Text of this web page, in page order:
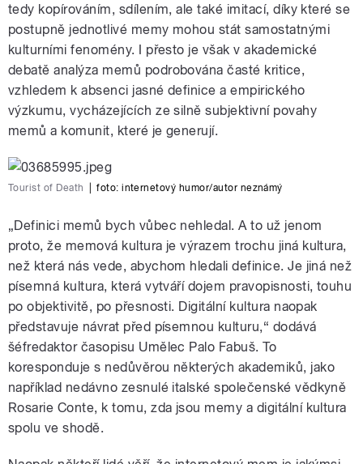
tedy kopírováním, sdílením, ale také imitací, díky které se
postupně jednotlivé memy mohou stát samostatnými
kulturními fenomény. I přesto je však v akademické
debatě analýza memů podrobována časté kritice,
vzhledem k absenci jasné definice a empirického
výzkumu, vycházejících ze silně subjektivní povahy
memů a komunit, které je generují.
Tourist of Death foto: internetový humor/autor neznámý
„Definici memů bych vůbec nehledal. A to už jenom
proto, že memová kultura je výrazem trochu jiná kultura,
než která nás vede, abychom hledali definice. Je jiná než
písemná kultura, která vytváří dojem pravopisnosti, touhu
po objektivitě, po přesnosti. Digitální kultura naopak
představuje návrat před písemnou kulturu,“ dodává
šéfredaktor časopisu Umělec Palo Fabuš. To
koresponduje s nedůvěrou některých akademiků, jako
například nedávno zesnulé italské společenské vědkyně
Rosarie Conte, k tomu, zda jsou memy a digitální kultura
spolu ve shodě.